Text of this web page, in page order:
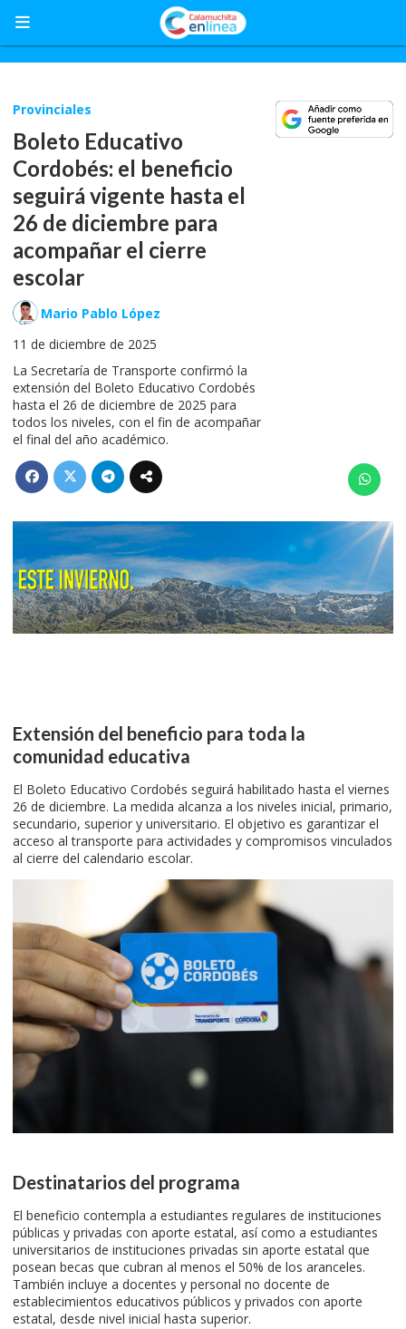
Boleto Educativo
Cordobés: el beneficio
seguirá vigente hasta el
26 de diciembre para
acompañar el cierre
escolar
La Secretaría de Transporte confirmó la
extensión del Boleto Educativo Cordobés
hasta el 26 de diciembre de 2025 para
todos los niveles, con el fin de acompañar
el final del año académico.
Provinciales
11 de diciembre de 2025
Mario Pablo López
Extensión del beneficio para toda la
comunidad educativa
El Boleto Educativo Cordobés seguirá habilitado hasta el viernes
26 de diciembre. La medida alcanza a los niveles inicial, primario,
secundario, superior y universitario. El objetivo es garantizar el
acceso al transporte para actividades y compromisos vinculados
al cierre del calendario escolar.
Destinatarios del programa
El beneficio contempla a estudiantes regulares de instituciones
públicas y privadas con aporte estatal, así como a estudiantes
universitarios de instituciones privadas sin aporte estatal que
posean becas que cubran al menos el 50% de los aranceles.
También incluye a docentes y personal no docente de
establecimientos educativos públicos y privados con aporte
estatal, desde nivel inicial hasta superior.